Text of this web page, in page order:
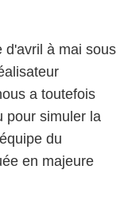
d'avril à mai sous
a toutefois
pour simuler la
du
en majeure